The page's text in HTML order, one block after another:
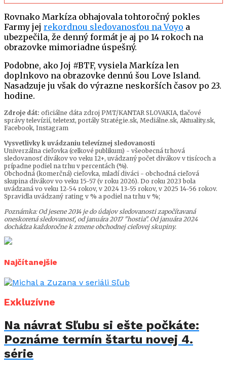
Rovnako Markíza obhajovala tohtoročný pokles
Farmy jej rekordnou sledovanosťou na Voyo a
ubezpečila, že denný formát je aj po 14 rokoch na
obrazovke mimoriadne úspešný.
Podobne, ako Joj #BTF, vysiela Markíza len
doplnkovo na obrazovke dennú šou Love Island.
Nasadzuje ju však do výrazne neskorších časov po 23.
hodine.
Zdroje dát: oficiálne dáta zdroj PMT/KANTAR SLOVAKIA, tlačové
správy televízií, teletext, portály Stratégie.sk, Mediálne.sk, Aktuality.sk,
Facebook, Instagram
Vysvetlivky k uvádzaniu televíznej sledovanosti
Univerzálna cieľovka (celkové publikum) - všeobecná trhová
sledovanosť divákov vo veku 12+, uvádzaný počet divákov v tisícoch a
prípadne podiel na trhu v percentách (%).
Obchodná (komerčná) cieľovka, mladí diváci - obchodná cieľová
skupina divákov vo veku 15-57 (v roku 2026). Do roku 2023 bola
uvádzaná vo veku 12-54 rokov, v 2024 13-55 rokov, v 2025 14-56 rokov.
Spravidla uvádzaný rating v % a podiel na trhu v %;
Poznámka: Od jesene 2014 je do údajov sledovanosti započítavaná
oneskorená sledovanosť, od januára 2017 "hostia". Od januára 2024
dochádza každoročne k zmene obchodnej cieľovej skupiny.
Najčítanejšie
Exkluzívne
Na návrat Sľubu si ešte počkáte:
Poznáme termín štartu novej 4.
série